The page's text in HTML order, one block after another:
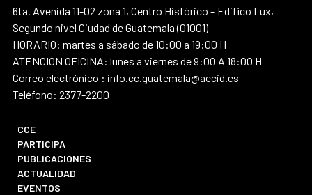
6ta. Avenida 11-02 zona 1, Centro Histórico – Edifico Lux,
Segundo nivel Ciudad de Guatemala (01001)
HORARIO: martes a sábado de 10:00 a 19:00 H
ATENCIÓN OFICINA: lunes a viernes de 9:00 A 18:00 H
Correo electrónico : info.cc.guatemala@aecid.es
Teléfono: 2377-2200
CCE
PARTICIPA
PUBLICACIONES
ACTUALIDAD
EVENTOS